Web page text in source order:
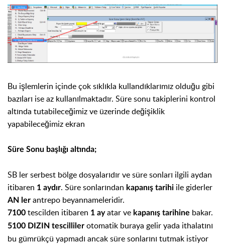
Bu işlemlerin içinde çok sıklıkla kullandıklarımız olduğu gibi
bazıları ise az kullanılmaktadır. Süre sonu takiplerini kontrol
altında tutabileceğimiz ve üzerinde değişiklik
yapabileceğimiz ekran
Süre Sonu başlığı altında;
SB ler serbest bölge dosyalarıdır ve süre sonları ilgili aydan
itibaren 1 aydır. Süre sonlarından kapanış tarihi ile giderler
AN ler antrepo beyannameleridir.
7100 tescilden itibaren 1 ayatar ve kapanış tarihine bakar.
5100 DIZIN tescilliler otomatik buraya gelir yada ithalatını
bu gümrükçü yapmadı ancak süre sonlarını tutmak istiyor